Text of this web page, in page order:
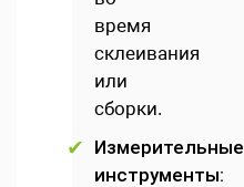
время
склеивания
или
сборки.
Измерительные
инструменты: